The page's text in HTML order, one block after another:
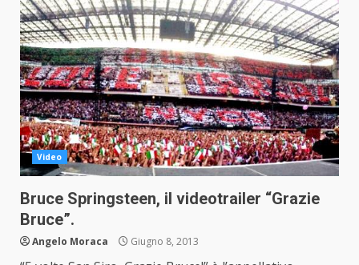
Video
Bruce Springsteen, il videotrailer “Grazie
Bruce”.
Angelo Moraca Giugno 8, 2013